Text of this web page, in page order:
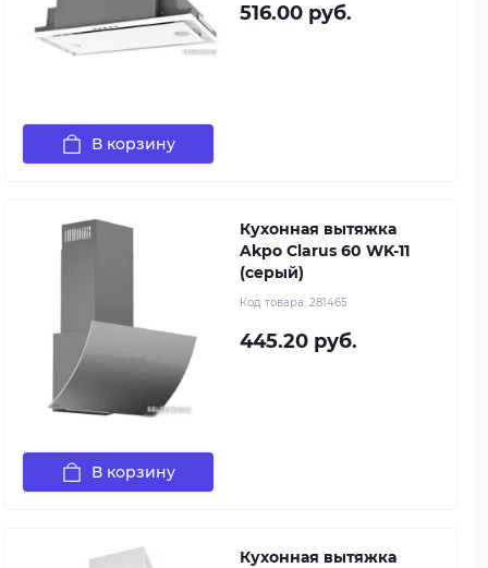
516.00 руб.
В корзину
Кухонная вытяжка
Akpo Clarus 60 WK-11
(серый)
Код товара: 281465
445.20 руб.
В корзину
Кухонная вытяжка